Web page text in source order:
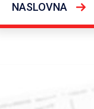
NASLOVNA